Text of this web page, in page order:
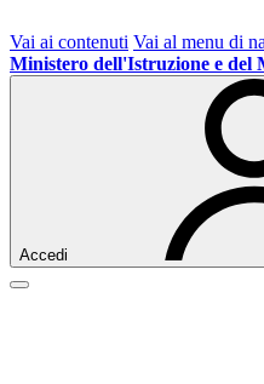
Vai ai contenuti Vai al menu di
Ministero dell'Istruzione e del
Accedi